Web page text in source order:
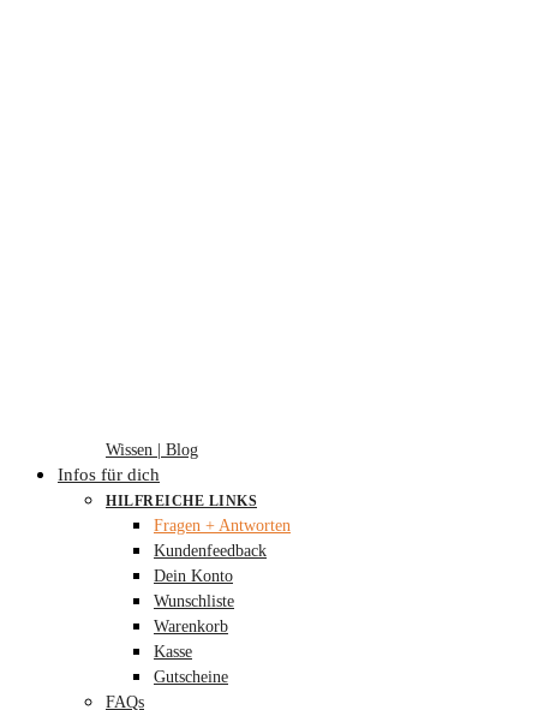
Wissen | Blog
Infos für dich
HILFREICHE LINKS
Fragen + Antworten
Kundenfeedback
Dein Konto
Wunschliste
Warenkorb
Kasse
Gutscheine
FAQs